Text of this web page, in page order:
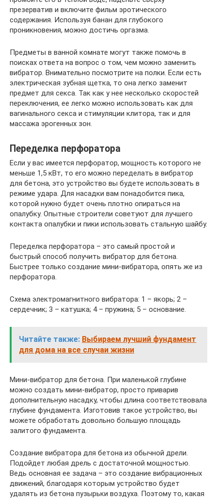
презерватив и включите фильм эротического
содержания. Используя банан для глубокого
проникновения, можно достичь оргазма.
Предметы в ванной комнате могут также помочь в
поисках ответа на вопрос о том, чем можно заменить
вибратор. Внимательно посмотрите на полки. Если есть
электрическая зубная щетка, то она легко заменит
предмет для секса. Так как у нее несколько скоростей
переключения, ее легко можно использовать как для
вагинального секса и стимуляции клитора, так и для
массажа эрогенных зон.
Переделка перфоратора
Если у вас имеется перфоратор, мощность которого не
меньше 1,5 кВт, то его можно переделать в вибратор
для бетона, это устройство вы будете использовать в
режиме удара. Для насадки вам понадобится пика,
которой нужно будет очень плотно опираться на
опалубку. Опытные строители советуют для лучшего
контакта опалубки и пики использовать стальную шайбу.
Переделка перфоратора – это самый простой и
быстрый способ получить вибратор для бетона.
Быстрее только создание мини-вибратора, опять же из
перфоратора.
Схема электромагнитного вибратора: 1 – якорь; 2 –
сердечник; 3 – катушка; 4 – пружина; 5 – основание.
Читайте также: Выбираем лучший фундамент
для дома на все случаи жизни
Мини-вибратор для бетона. При маленькой глубине
можно создать мини-вибратор, просто приварив
дополнительную насадку, чтобы длина соответствовала
глубине фундамента. Изготовив такое устройство, вы
можете обработать довольно большую площадь
залитого фундамента.
Создание вибратора для бетона из обычной дрели.
Подойдет любая дрель с достаточной мощностью.
Ведь основная ее задача – это создание вибрационных
движений, благодаря которым устройство будет
удалять из бетона пузырьки воздуха. Поэтому то, какая